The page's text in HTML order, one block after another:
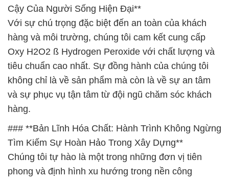
Cậy Của Người Sống Hiện Đại**
Với sự chú trọng đặc biệt đến an toàn của khách
hàng và môi trường, chúng tôi cam kết cung cấp
Oxy H2O2 ß Hydrogen Peroxide với chất lượng và
tiêu chuẩn cao nhất. Sự đồng hành của chúng tôi
không chỉ là về sản phẩm mà còn là về sự an tâm
và sự phục vụ tận tâm từ đội ngũ chăm sóc khách
hàng.
### **Bản Lĩnh Hóa Chất: Hành Trình Không Ngừng
Tìm Kiếm Sự Hoàn Hảo Trong Xây Dựng**
Chúng tôi tự hào là một trong những đơn vị tiên
phong và định hình xu hướng trong nền công